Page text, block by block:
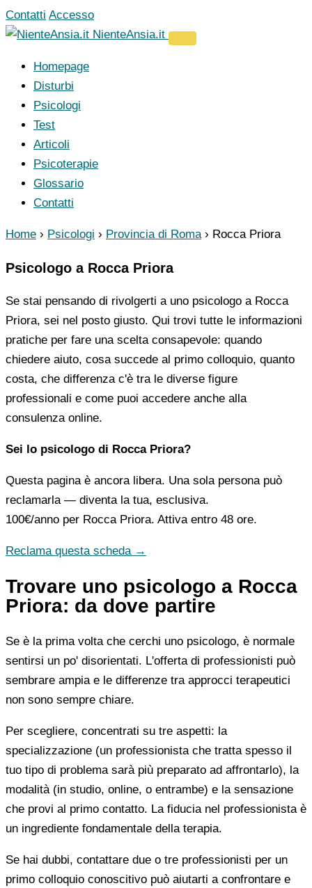
Vai
al
Contatti Accesso
NienteAnsia.it
Homepage
Disturbi
Psicologi
Test
Articoli
Psicoterapie
Glossario
Contatti
Home › Psicologi › Provincia di Roma › Rocca Priora
Psicologo a Rocca Priora
Se stai pensando di rivolgerti a uno psicologo a Rocca
Priora, sei nel posto giusto. Qui trovi tutte le informazioni
pratiche per fare una scelta consapevole: quando
chiedere aiuto, cosa succede al primo colloquio, quanto
costa, che differenza c'è tra le diverse figure
professionali e come puoi accedere anche alla
consulenza online.
Sei lo psicologo di Rocca Priora?
Questa pagina è ancora libera. Una sola persona può
reclamarla — diventa la tua, esclusiva.
100€/anno per Rocca Priora. Attiva entro 48 ore.
Reclama questa scheda →
Trovare uno psicologo a Rocca
Priora: da dove partire
Se è la prima volta che cerchi uno psicologo, è normale
sentirsi un po' disorientati. L'offerta di professionisti può
sembrare ampia e le differenze tra approcci terapeutici
non sono sempre chiare.
Per scegliere, concentrati su tre aspetti: la
specializzazione (un professionista che tratta spesso il
tuo tipo di problema sarà più preparato ad affrontarlo), la
modalità (in studio, online, o entrambe) e la sensazione
che provi al primo contatto. La fiducia nel professionista è
un ingrediente fondamentale della terapia.
Se hai dubbi, contattare due o tre professionisti per un
primo colloquio conoscitivo può aiutarti a confrontare e